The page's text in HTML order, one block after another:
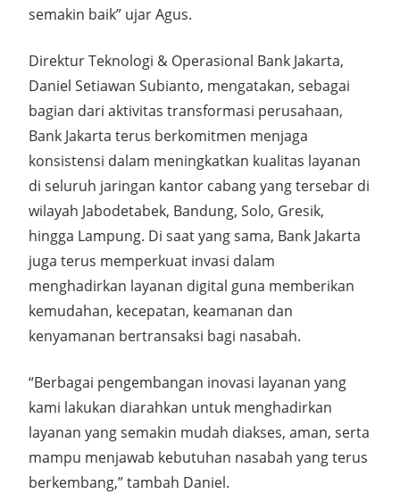
semakin baik” ujar Agus.
Direktur Teknologi & Operasional Bank Jakarta,
Daniel Setiawan Subianto, mengatakan, sebagai
bagian dari aktivitas transformasi perusahaan,
Bank Jakarta terus berkomitmen menjaga
konsistensi dalam meningkatkan kualitas layanan
di seluruh jaringan kantor cabang yang tersebar di
wilayah Jabodetabek, Bandung, Solo, Gresik,
hingga Lampung. Di saat yang sama, Bank Jakarta
juga terus memperkuat invasi dalam
menghadirkan layanan digital guna memberikan
kemudahan, kecepatan, keamanan dan
kenyamanan bertransaksi bagi nasabah.
“Berbagai pengembangan inovasi layanan yang
kami lakukan diarahkan untuk menghadirkan
layanan yang semakin mudah diakses, aman, serta
mampu menjawab kebutuhan nasabah yang terus
berkembang,” tambah Daniel.